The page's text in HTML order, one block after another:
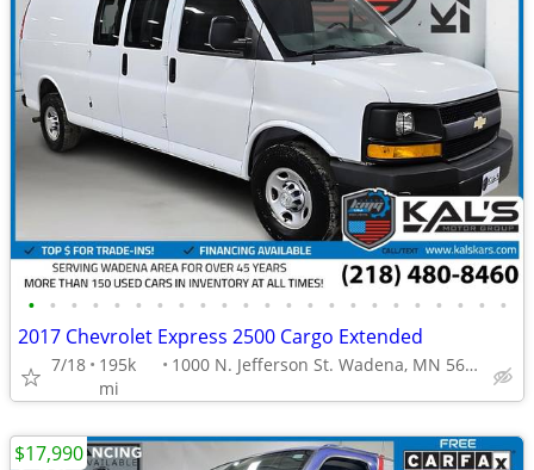
• • • • • • • • • • • • • • • • • • • • • • •
2017 Chevrolet Express 2500 Cargo Extended
7/18
195k
mi
1000 N. Jefferson St. Wadena, MN 56482
$17,990